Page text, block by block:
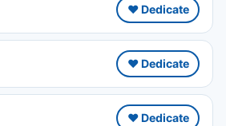
❤️ Dedicate
❤️ Dedicate
❤️ Dedicate